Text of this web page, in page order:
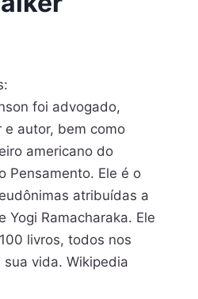
foi advogado,
autor, bem como
americano do
Pensamento. Ele é o
atribuídas a
Yogi Ramacharaka. Ele
livros, todos nos
vida. Wikipedia